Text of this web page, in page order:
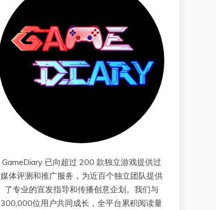
GameDiary 已向超过 200 款独立游戏提供过
媒体评测和推广服务，为近百个独立团队提供
了专业的宣发指导和传播创意企划。我们与
300,000位用户共同成长，全平台累积阅读量